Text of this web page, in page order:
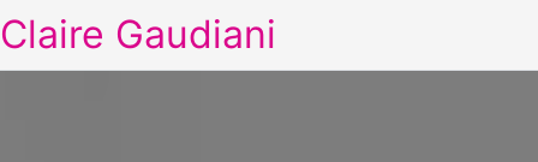
Claire Gaudiani